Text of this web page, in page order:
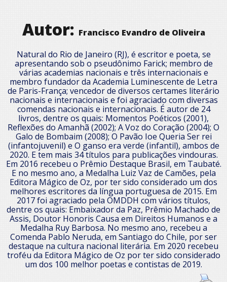
Autor: Francisco Evandro de Oliveira
Natural do Rio de Janeiro (RJ), é escritor e poeta, se
apresentando sob o pseudônimo Farick; membro de
várias academias nacionais e três internacionais e
membro fundador da Academia Luminescente de Letra
de Paris-França; vencedor de diversos certames literário
nacionais e internacionais e foi agraciado com diversas
comendas nacionais e internacionais. É autor de 24
livros, dentre os quais: Momentos Poéticos (2001),
Reflexões do Amanhã (2002); A Voz do Coração (2004); O
Galo de Bombaim (2008); O Pavão Ioe Queria Ser rei
(infantojuvenil) e O ganso era verde (infantil), ambos de
2020. E tem mais 34 títulos para publicações vindouras.
Em 2016 recebeu o Prêmio Destaque Brasil, em Taubaté.
E no mesmo ano, a Medalha Luiz Vaz de Camões, pela
Editora Mágico de Oz, por ter sido considerado um dos
melhores escritores da língua portuguesa de 2015. Em
2017 foi agraciado pela OMDDH com vários títulos,
dentre os quais: Embaixador da Paz, Prêmio Machado de
Assis, Doutor Honoris Causa em Direitos Humanos e a
Medalha Ruy Barbosa. No mesmo ano, recebeu a
Comenda Pablo Neruda, em Santiago do Chile, por ser
destaque na cultura nacional literária. Em 2020 recebeu
troféu da Editora Mágico de Oz por ter sido considerado
um dos 100 melhor poetas e contistas de 2019.